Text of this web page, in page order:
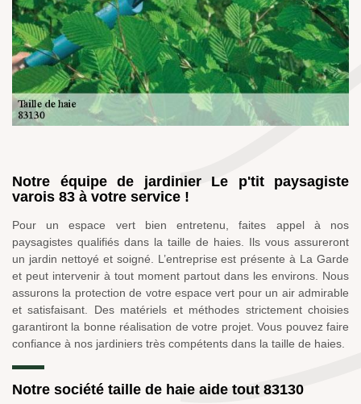
Notre équipe de jardinier Le p'tit paysagiste
varois 83 à votre service !
Pour un espace vert bien entretenu, faites appel à nos
paysagistes qualifiés dans la taille de haies. Ils vous assureront
un jardin nettoyé et soigné. L’entreprise est présente à La Garde
et peut intervenir à tout moment partout dans les environs. Nous
assurons la protection de votre espace vert pour un air admirable
et satisfaisant. Des matériels et méthodes strictement choisies
garantiront la bonne réalisation de votre projet. Vous pouvez faire
confiance à nos jardiniers très compétents dans la taille de haies.
Notre société taille de haie aide tout 83130